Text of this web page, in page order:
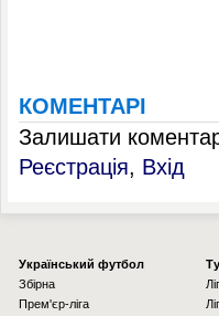
КОМЕНТАРІ
Залишати
Реєстрація, Вхід
Українcький футбол
Збірна
Прем'єр-ліга